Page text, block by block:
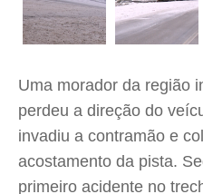
Uma morador da região
perdeu a direção do
invadiu a contramão e
acostamento da pista.
primeiro acidente no